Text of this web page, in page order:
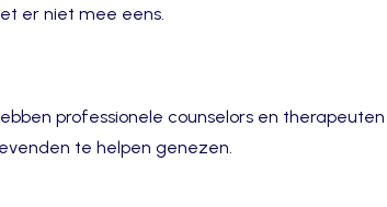
er niet mee eens.
professionele counselors en therapeuten
te helpen genezen.